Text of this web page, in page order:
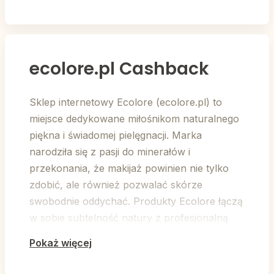
ecolore.pl Cashback
Sklep internetowy Ecolore (ecolore.pl) to
miejsce dedykowane miłośnikom naturalnego
piękna i świadomej pielęgnacji. Marka
narodziła się z pasji do minerałów i
przekonania, że makijaż powinien nie tylko
zdobić, ale również pozwalać skórze
swobodnie oddychać. Produkty Ecolore łączą
w sobie subtelność natury z profesjonalną
wśród profesjonalnych wizażystów, jak i osób
Pokaż więcej